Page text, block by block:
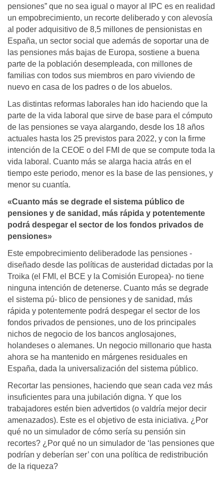
pensiones” que no sea igual o mayor al IPC es en realidad
un empobrecimiento, un recorte deliberado y con alevosía
al poder adquisitivo de 8,5 millones de pensionistas en
España, un sector social que además de soportar una de
las pensiones más bajas de Europa, sostiene a buena
parte de la población desempleada, con millones de
familias con todos sus miembros en paro viviendo de
nuevo en casa de los padres o de los abuelos.
Las distintas reformas laborales han ido haciendo que la
parte de la vida laboral que sirve de base para el cómputo
de las pensiones se vaya alargando, desde los 18 años
actuales hasta los 25 previstos para 2022, y con la firme
intención de la CEOE o del FMI de que se compute toda la
vida laboral. Cuanto más se alarga hacia atrás en el
tiempo este periodo, menor es la base de las pensiones, y
menor su cuantía.
«Cuanto más se degrade el sistema público de
pensiones y de sanidad, más rápida y potentemente
podrá despegar el sector de los fondos privados de
pensiones»
Este empobrecimiento deliberadode las pensiones -
diseñado desde las políticas de austeridad dictadas por la
Troika (el FMI, el BCE y la Comisión Europea)- no tiene
ninguna intención de detenerse. Cuanto más se degrade
el sistema pú- blico de pensiones y de sanidad, más
rápida y potentemente podrá despegar el sector de los
fondos privados de pensiones, uno de los principales
nichos de negocio de los bancos anglosajones,
holandeses o alemanes. Un negocio millonario que hasta
ahora se ha mantenido en márgenes residuales en
España, dada la universalización del sistema público.
Recortar las pensiones, haciendo que sean cada vez más
insuficientes para una jubilación digna. Y que los
trabajadores estén bien advertidos (o valdría mejor decir
amenazados). Este es el objetivo de esta iniciativa. ¿Por
qué no un simulador de cómo sería su pensión sin
recortes? ¿Por qué no un simulador de ‘las pensiones que
podrían y deberían ser’ con una política de redistribución
de la riqueza?